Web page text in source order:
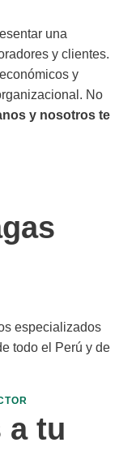
una
y clientes.
y
No
y nosotros te
especializados
todo el Perú y de
a tu